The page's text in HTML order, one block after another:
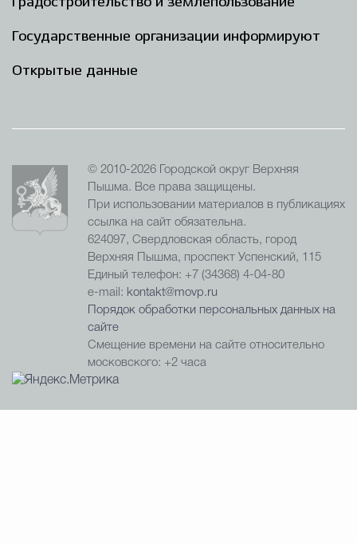
Государственные организации информируют
Открытые данные
© 2010-2026 Городской округ Верхняя
Пышма. Все права защищены.
При использовании материалов в публикациях
ссылка на сайт обязательна.
624097, Свердловская область, город
Верхняя Пышма, проспект Успенский, 115
Единый телефон: +7 (34368) 4-04-80
e-mail: kontakt@movp.ru
Порядок обработки персональных данных на
сайте
Смещение времени на сайте относительно
московского: +2 часа